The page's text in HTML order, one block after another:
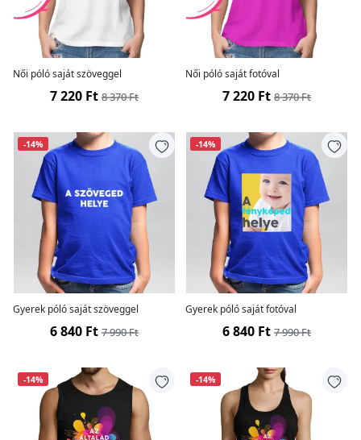
Női póló saját szöveggel
7 220 Ft 8 370 Ft
Női póló saját fotóval
7 220 Ft 8 370 Ft
-14%
Gyerek póló saját szöveggel
6 840 Ft 7 990 Ft
-14%
Gyerek póló saját fotóval
6 840 Ft 7 990 Ft
-14% -14%